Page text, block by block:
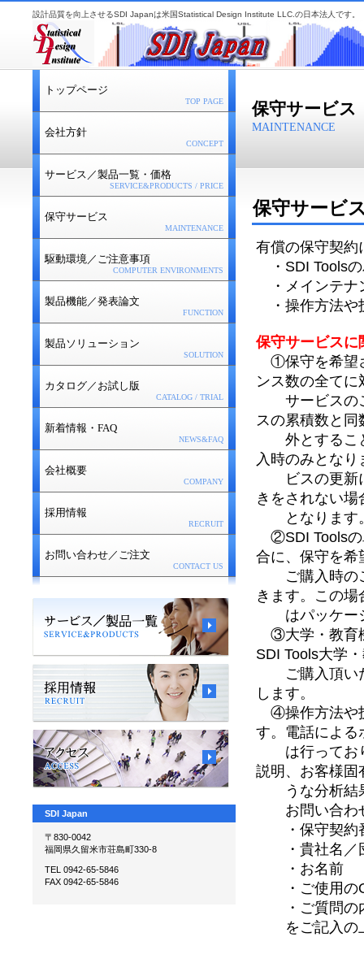
設計品質を向上させるSDI Japanは米国Statistical Design Institute LLC.の日本法人です。
保守サービス
MAINTENANCE
保守サービ
有償の保守契約
・SDI Tools
・メインテナ
・操作方法や
保守サービスに
①保守を希望
ンス数の全て
サービスのご
スの累積数と
外とすること
入時のみとな
ビスの更新に
きをされない場
となります
②SDI Toolsの
合に、保守を希
ご購入時のご
きます。この
はパッケージ
③大学・教育
SDI Tools大学
ご購入頂いた
します。
④操作方法や
す。電話による
は行っており
説明、お客様固
うな分析結果
お問い合わ
・保守契約
・貴社名／
・お名前
・ご使用の
・ご質問の
をご記入の
トップページ
TOP PAGE
会社方針
CONCEPT
サービス／製品一覧・価格
SERVICE&PRODUCTS / PRICE
保守サービス
MAINTENANCE
駆動環境／ご注意事項
COMPUTER ENVIRONMENTS
製品機能／発表論文
FUNCTION
製品ソリューション
SOLUTION
カタログ／お試し版
CATALOG / TRIAL
新着情報・FAQ
NEWS&FAQ
会社概要
COMPANY
採用情報
RECRUIT
お問い合わせ／ご注文
CONTACT US
SDI Japan
〒830-0042
福岡県久留米市荘島町330-8
TEL 0942-65-5846
FAX 0942-65-5846